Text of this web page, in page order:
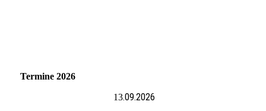
Termine 2026
13.09.2026